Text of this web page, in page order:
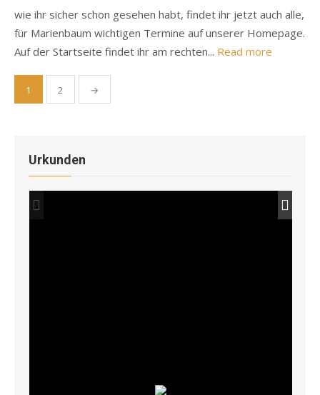
wie ihr sicher schon gesehen habt, findet ihr jetzt auch alle,
für Marienbaum wichtigen Termine auf unserer Homepage.
Auf der Startseite findet ihr am rechten... Read more
Seitennummerierung
der
1 2 →
Urkunden